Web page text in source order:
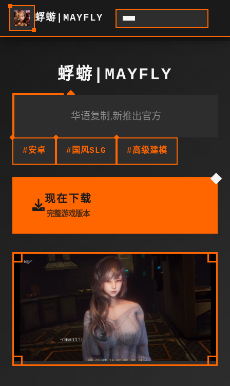
蜉蝣|MAYFLY
蜉蝣|MAYFLY
华语复制,新推出官方
#安卓 #国风SLG #高级建模
现在下载
完整游戏版本